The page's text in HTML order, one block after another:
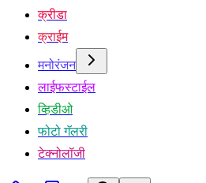
क्रीडा
क्राईम
मनोरंजन
लाईफस्टाईल
व्हिडीओ
फोटो गॅलरी
टेक्नोलॉजी